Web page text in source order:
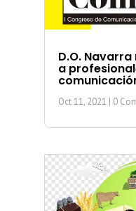
D.O.
a
Oct 11, 2021 | 0